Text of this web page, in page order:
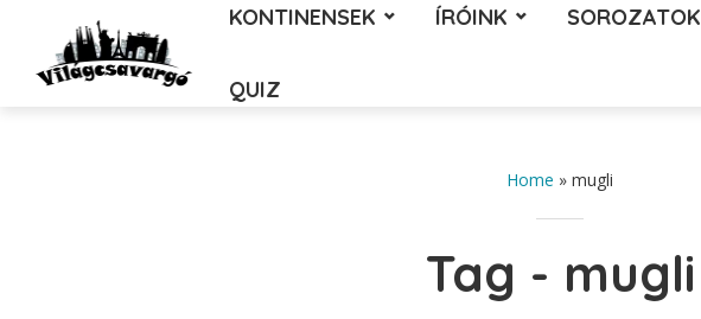
KONTINENSEK ÍRÓINK SOROZATOK
QUIZ
Home » mugli
Tag - mugli